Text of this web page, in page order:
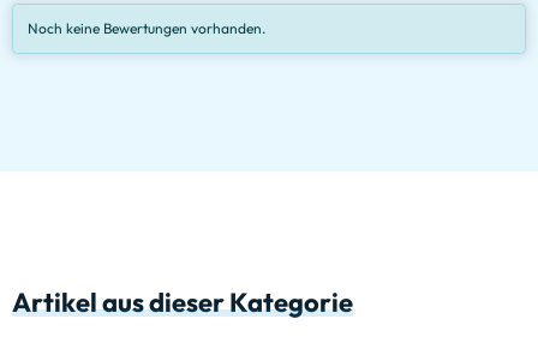
Noch keine Bewertungen vorhanden.
Artikel aus dieser Kategorie